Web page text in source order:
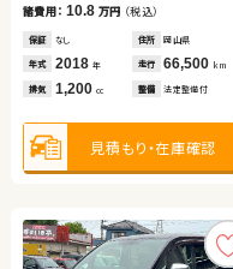
諸費用：10.8 万円 （税込）
保証 なし 住所 岡山県
年式 2018 年 走行 66,500 km
排気 1,200 cc 整備 法定整備付
見積もり・在庫確認
諸費用：10.8 万円 （税込）
保証 あり 住所 群馬県
年式 2022 年 走行 7,200km
排気 2,500 cc 整備 なし
見積もり・在庫確認
425.0万円
車両本体価格
諸費用：9.5 万円 （税込）
保証 あり 住所 長野県
排気 1,800cc 整備 法定整備付